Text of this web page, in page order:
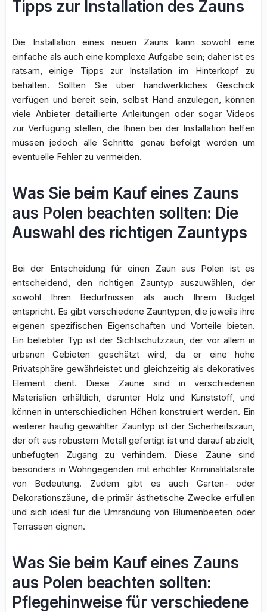
Tipps zur Installation des Zauns
Die Installation eines neuen Zauns kann sowohl eine
einfache als auch eine komplexe Aufgabe sein; daher ist es
ratsam, einige Tipps zur Installation im Hinterkopf zu
behalten. Sollten Sie über handwerkliches Geschick
verfügen und bereit sein, selbst Hand anzulegen, können
viele Anbieter detaillierte Anleitungen oder sogar Videos
zur Verfügung stellen, die Ihnen bei der Installation helfen
müssen jedoch alle Schritte genau befolgt werden um
eventuelle Fehler zu vermeiden.
Was Sie beim Kauf eines Zauns
aus Polen beachten sollten: Die
Auswahl des richtigen Zauntyps
Bei der Entscheidung für einen Zaun aus Polen ist es
entscheidend, den richtigen Zauntyp auszuwählen, der
sowohl Ihren Bedürfnissen als auch Ihrem Budget
entspricht. Es gibt verschiedene Zauntypen, die jeweils ihre
eigenen spezifischen Eigenschaften und Vorteile bieten.
Ein beliebter Typ ist der Sichtschutzzaun, der vor allem in
urbanen Gebieten geschätzt wird, da er eine hohe
Privatsphäre gewährleistet und gleichzeitig als dekoratives
Element dient. Diese Zäune sind in verschiedenen
Materialien erhältlich, darunter Holz und Kunststoff, und
können in unterschiedlichen Höhen konstruiert werden. Ein
weiterer häufig gewählter Zauntyp ist der Sicherheitszaun,
der oft aus robustem Metall gefertigt ist und darauf abzielt,
unbefugten Zugang zu verhindern. Diese Zäune sind
besonders in Wohngegenden mit erhöhter Kriminalitätsrate
von Bedeutung. Zudem gibt es auch Garten- oder
Dekorationszäune, die primär ästhetische Zwecke erfüllen
und sich ideal für die Umrandung von Blumenbeeten oder
Terrassen eignen.
Was Sie beim Kauf eines Zauns
aus Polen beachten sollten:
Pflegehinweise für verschiedene